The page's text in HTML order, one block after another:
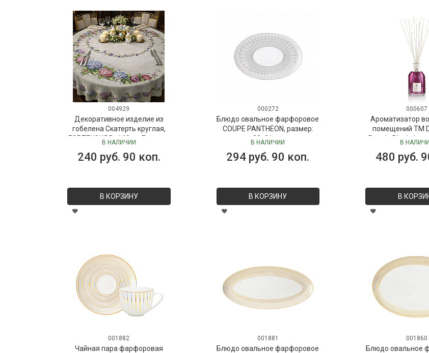
004929
Декоративное изделие из
гобелена Скатерть круглая,
ГОРТЕНЗИЯ D=160 см Бельгия
В НАЛИЧИИ
240 руб. 90 коп.
В КОРЗИНУ
000272
Блюдо овальное фарфоровое
COUPE PANTHEON, размер:
30х21 см
В НАЛИЧИИ
294 руб. 90 коп.
В КОРЗИНУ
000607
Ароматизатор
помещений ТМ
Peonia Black
Vranjes
В
480 руб.
В
001882
Чайная пара фарфоровая
001881
Блюдо овальное фарфоровое
001860
Блюдо овальное